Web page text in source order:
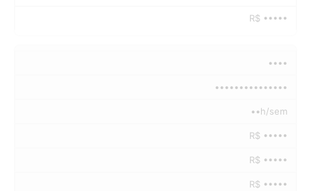
R$ •••••
••••
•••••••••••••••
••h/sem
R$ •••••
R$ •••••
R$ •••••